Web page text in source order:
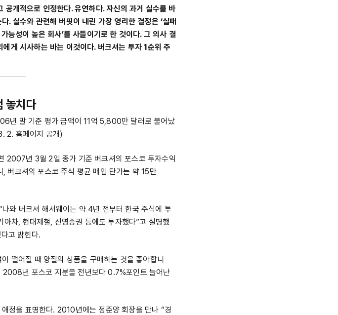
공개적으로 인정한다. 유연하다. 자신의 과거 실수를 바
. 실수와 관련해 버핏이 내린 가장 영리한 결정은 ‘실패
능성이 높은 회사’를 사들이기로 한 것이다. 그 의사 결
게 시사하는 바는 이것이다. 버크셔는 투자 1순위 주
놓치다
년 말 기준 평가 금액이 11억 5,800만 달러로 불어났
2. 홈페이지 공개)
년 3월 2일 종가 기준 버크셔의 포스코 투자수익
크셔의 포스코 주식 평균 매입 단가는 약 15만
와 버크셔 해서웨이는 약 4년 전부터 한국 주식에 투
차, 현대제철, 신영증권 등에도 투자했다”고 설명했
고 밝힌다.
떨어질 때 양질의 상품을 구매하는 것을 좋아합니
2008년 포스코 지분을 전년보다 0.7%포인트 늘어난
정을 표명한다. 2010년에는 정준양 회장을 만나 “경